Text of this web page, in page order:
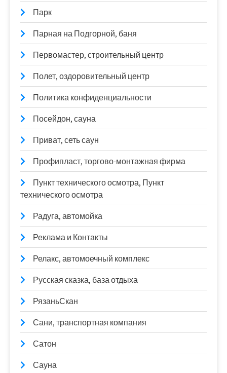
Парк
Парная на Подгорной, баня
Первомастер, строительный центр
Полет, оздоровительный центр
Политика конфиденциальности
Посейдон, сауна
Приват, сеть саун
Профипласт, торгово-монтажная фирма
Пункт технического осмотра, Пункт
технического осмотра
Радуга, автомойка
Реклама и Контакты
Релакс, автомоечный комплекс
Русская сказка, база отдыха
РязаньСкан
Сани, транспортная компания
Сатон
Сауна